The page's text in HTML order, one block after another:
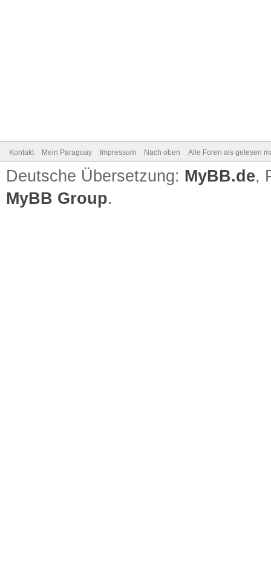
Kontakt Mein Paraguay Impressum Nach oben Alle Foren als gelesen
Deutsche Übersetzung: MyBB.de,
MyBB Group.